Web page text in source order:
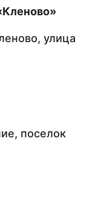
улица
поселок